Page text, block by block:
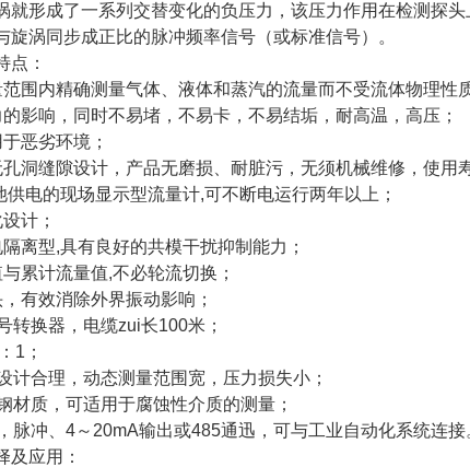
就形成了一系列交替变化的负压力，该压力作用在检测探
旋涡同步成正比的脉冲频率信号（或标准信号）。
点：
围内精确测量气体、液体和蒸汽的流量而不受流体物理性
影响，同时不易堵，不易卡，不易结垢，耐高温，高压；
恶劣环境；
洞缝隙设计，产品无磨损、耐脏污，无须机械维修，使用
电的现场显示型流量计,可不断电运行两年以上；
计；
离型,具有良好的共模干扰抑制能力；
累计流量值,不必轮流切换；
有效消除外界振动影响；
转换器，电缆zui长100米；
1；
计合理，动态测量范围宽，压力损失小；
材质，可适用于腐蚀性介质的测量；
脉冲、4～20mA输出或485通迅，可与工业自动化系统连接
及应用：